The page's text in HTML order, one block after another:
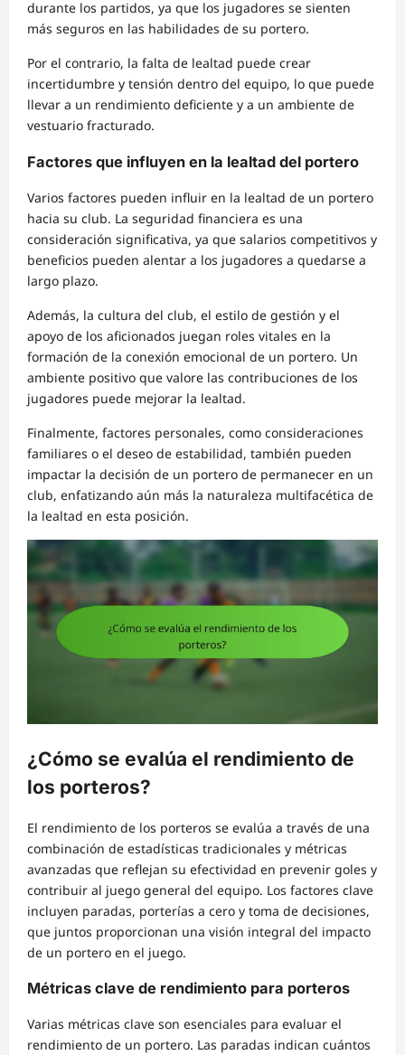
durante los partidos, ya que los jugadores se sienten
más seguros en las habilidades de su portero.
Por el contrario, la falta de lealtad puede crear
incertidumbre y tensión dentro del equipo, lo que puede
llevar a un rendimiento deficiente y a un ambiente de
vestuario fracturado.
Factores que influyen en la lealtad del portero
Varios factores pueden influir en la lealtad de un portero
hacia su club. La seguridad financiera es una
consideración significativa, ya que salarios competitivos y
beneficios pueden alentar a los jugadores a quedarse a
largo plazo.
Además, la cultura del club, el estilo de gestión y el
apoyo de los aficionados juegan roles vitales en la
formación de la conexión emocional de un portero. Un
ambiente positivo que valore las contribuciones de los
jugadores puede mejorar la lealtad.
Finalmente, factores personales, como consideraciones
familiares o el deseo de estabilidad, también pueden
impactar la decisión de un portero de permanecer en un
club, enfatizando aún más la naturaleza multifacética de
la lealtad en esta posición.
¿Cómo se evalúa el rendimiento de
los porteros?
El rendimiento de los porteros se evalúa a través de una
combinación de estadísticas tradicionales y métricas
avanzadas que reflejan su efectividad en prevenir goles y
contribuir al juego general del equipo. Los factores clave
incluyen paradas, porterías a cero y toma de decisiones,
que juntos proporcionan una visión integral del impacto
de un portero en el juego.
Métricas clave de rendimiento para porteros
Varias métricas clave son esenciales para evaluar el
rendimiento de un portero. Las paradas indican cuántos